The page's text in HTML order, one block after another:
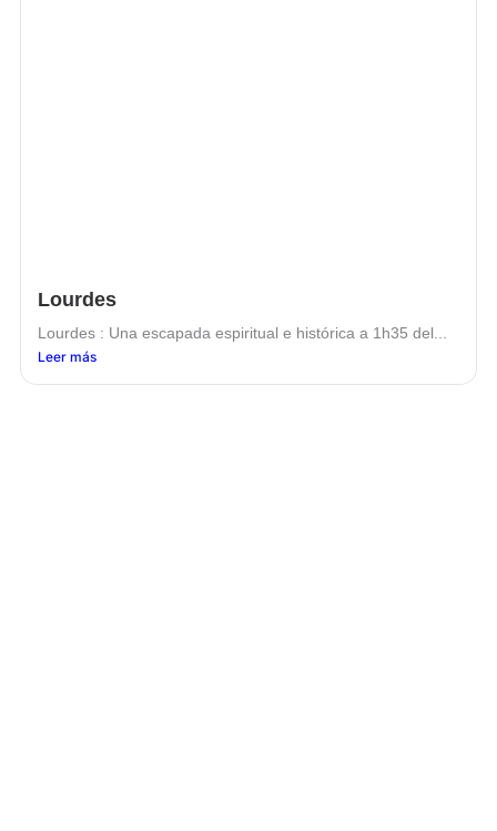
Lourdes
Lourdes : Una escapada espiritual e histórica a 1h35 del...
Leer más